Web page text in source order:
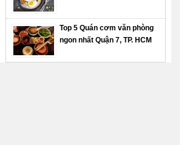
Top 5 Quán cơm văn phòng
ngon nhất Quận 7, TP. HCM